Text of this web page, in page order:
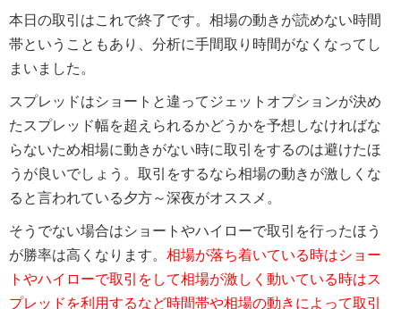
本日の取引はこれで終了です。相場の動きが読めない時間
帯ということもあり、分析に手間取り時間がなくなってし
まいました。
スプレッドはショートと違ってジェットオプションが決め
たスプレッド幅を超えられるかどうかを予想しなければな
らないため相場に動きがない時に取引をするのは避けたほ
うが良いでしょう。取引をするなら相場の動きが激しくな
ると言われている夕方～深夜がオススメ。
そうでない場合はショートやハイローで取引を行ったほう
が勝率は高くなります。 相場が落ち着いている時はショー
トやハイローで取引をして相場が激しく動いている時はス
プレッドを利用するなど時間帯や相場の動きによって取引